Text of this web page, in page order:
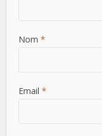
Nom *
Email *